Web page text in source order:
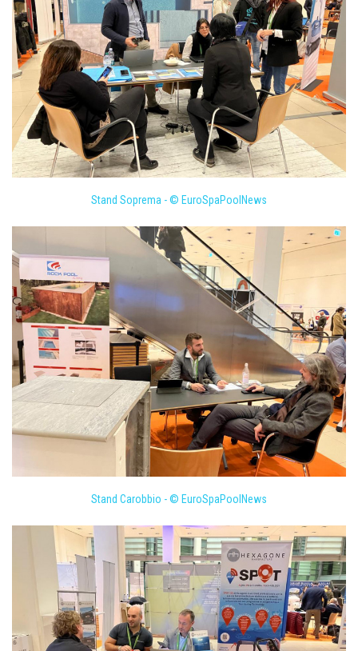
Stand Soprema - © EuroSpaPoolNews
Stand Carobbio - © EuroSpaPoolNews